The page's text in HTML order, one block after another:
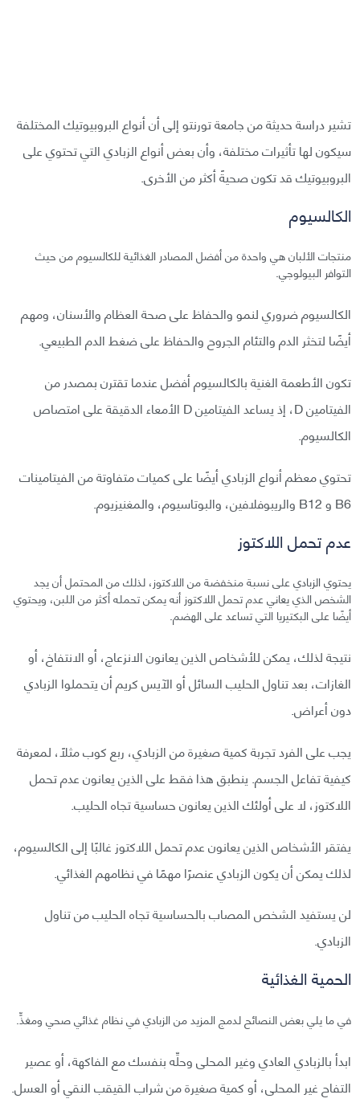
تشير دراسة حديثة من جامعة تورنتو إلى أن أنواع البروبيوتيك المختلفة
سيكون لها تأثيرات مختلفة، وأن بعض أنواع الزبادي التي تحتوي على
البروبيوتيك قد تكون صحيةً أكثر من الأخرى.
الكالسيوم
منتجات الألبان هي واحدة من أفضل المصادر الغذائية للكالسيوم من حيث
التوافر البيولوجي.
الكالسيوم ضروري لنمو والحفاظ على صحة العظام والأسنان، ومهم
أيضًا لتخثر الدم والتئام الجروح والحفاظ على ضغط الدم الطبيعي.
تكون الأطعمة الغنية بالكالسيوم أفضل عندما تقترن بمصدر من
الفيتامين D، إذ يساعد الفيتامين D الأمعاء الدقيقة على امتصاص
الكالسيوم.
تحتوي معظم أنواع الزبادي أيضًا على كميات متفاوتة من الفيتامينات
B6 و B12 والريبوفلافين، والبوتاسيوم، والمغنيزيوم.
عدم تحمل اللاكتوز
يحتوي الزبادي على نسبة منخفضة من اللاكتوز، لذلك من المحتمل أن يجد
الشخص الذي يعاني عدم تحمل اللاكتوز أنه يمكن تحمله أكثر من اللبن، ويحتوي
أيضًا على البكتيريا التي تساعد على الهضم.
نتيجة لذلك، يمكن للأشخاص الذين يعانون الانزعاج، أو الانتفاخ، أو
الغازات، بعد تناول الحليب السائل أو الآيس كريم أن يتحملوا الزبادي
دون أعراض.
يجب على الفرد تجربة كمية صغيرة من الزبادي، ربع كوب مثلًا، لمعرفة
كيفية تفاعل الجسم. ينطبق هذا فقط على الذين يعانون عدم تحمل
اللاكتوز، لا على أولئك الذين يعانون حساسية تجاه الحليب.
يفتقر الأشخاص الذين يعانون عدم تحمل اللاكتوز غالبًا إلى الكالسيوم،
لذلك يمكن أن يكون الزبادي عنصرًا مهمًا في نظامهم الغذائي.
لن يستفيد الشخص المصاب بالحساسية تجاه الحليب من تناول
الزبادي.
الحمية الغذائية
في ما يلي بعض النصائح لدمج المزيد من الزبادي في نظام غذائي صحي ومغذٍّ.
ابدأ بالزبادي العادي وغير المحلى وحلِّه بنفسك مع الفاكهة، أو عصير
التفاح غير المحلى، أو كمية صغيرة من شراب القيقب النقي أو العسل.